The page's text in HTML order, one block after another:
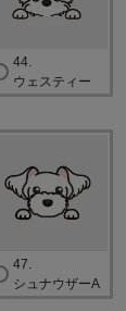
44.
ウェスティー
47.
シュナウザーA